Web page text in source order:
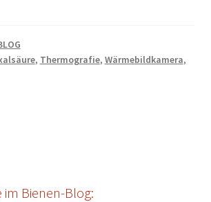
, Thermografie, Wärmebildkamera,
im Bienen-Blog: